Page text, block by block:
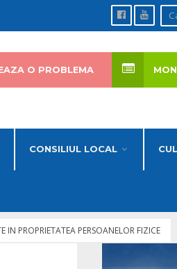
CONSILIUL LOCAL
O PROBLEMA
PROPRIETATEA PERSOANELOR FIZICE